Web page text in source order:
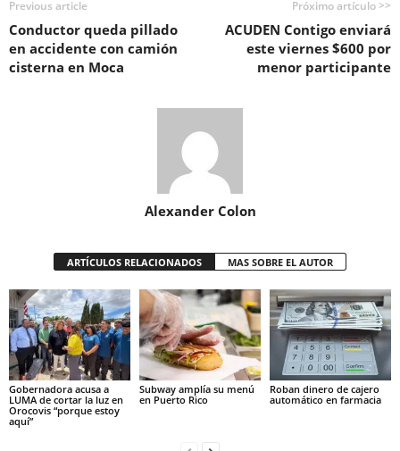
Previous article
Conductor queda pillado
en accidente con camión
cisterna en Moca
Próximo artículo >>
ACUDEN Contigo enviará
este viernes $600 por
menor participante
Alexander Colon
ARTÍCULOS RELACIONADOS MAS SOBRE EL AUTOR
Gobernadora acusa a
LUMA de cortar la luz en
Orocovis “porque estoy
aquí”
Subway amplía su menú
en Puerto Rico
Roban dinero de cajero
automático en farmacia